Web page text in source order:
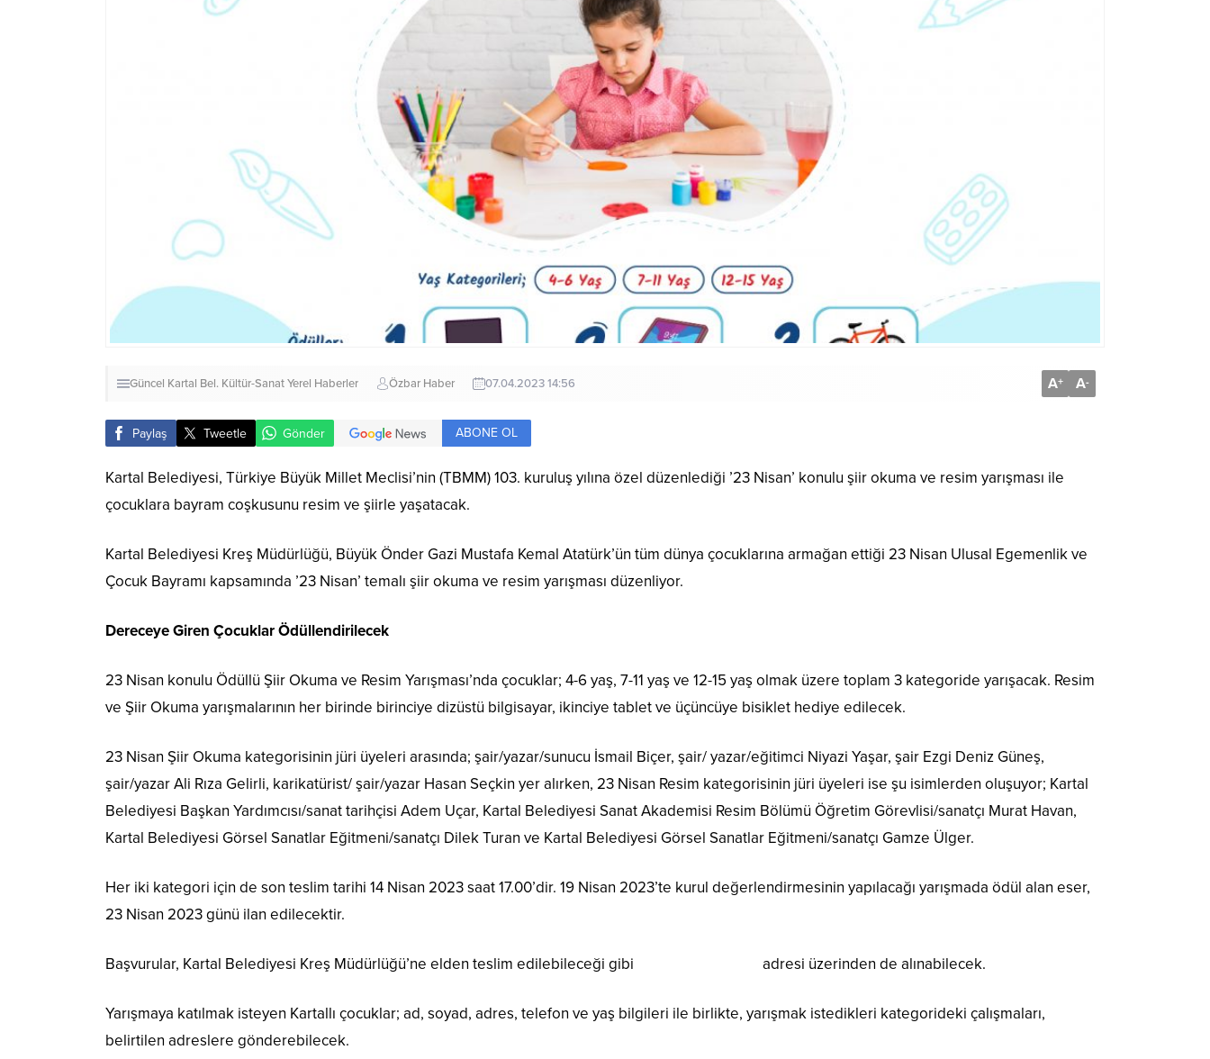
Güncel Kartal Bel. Kültür-SanatYerel Haberler Özbar Haber 07.04.2023 14:56 A+ A-
Paylaş Tweetle Gönder ABONE OL
Kartal Belediyesi, Türkiye Büyük Millet Meclisi’nin (TBMM) 103. kuruluş yılına özel düzenlediği ’23 Nisan’ konulu şiir okuma ve resim yarışması ile
çocuklara bayram coşkusunu resim ve şiirle yaşatacak.
Kartal Belediyesi Kreş Müdürlüğü, Büyük Önder Gazi Mustafa Kemal Atatürk’ün tüm dünya çocuklarına armağan ettiği 23 Nisan Ulusal Egemenlik ve
Çocuk Bayramı kapsamında ’23 Nisan’ temalı şiir okuma ve resim yarışması düzenliyor.
Dereceye Giren Çocuklar Ödüllendirilecek
23 Nisan konulu Ödüllü Şiir Okuma ve Resim Yarışması’nda çocuklar; 4-6 yaş, 7-11 yaş ve 12-15 yaş olmak üzere toplam 3 kategoride yarışacak. Resim
ve Şiir Okuma yarışmalarının her birinde birinciye dizüstü bilgisayar, ikinciye tablet ve üçüncüye bisiklet hediye edilecek.
23 Nisan Şiir Okuma kategorisinin jüri üyeleri arasında; şair/yazar/sunucu İsmail Biçer, şair/ yazar/eğitimci Niyazi Yaşar, şair Ezgi Deniz Güneş,
şair/yazar Ali Rıza Gelirli, karikatürist/ şair/yazar Hasan Seçkin yer alırken, 23 Nisan Resim kategorisinin jüri üyeleri ise şu isimlerden oluşuyor; Kartal
Belediyesi Başkan Yardımcısı/sanat tarihçisi Adem Uçar, Kartal Belediyesi Sanat Akademisi Resim Bölümü Öğretim Görevlisi/sanatçı Murat Havan,
Kartal Belediyesi Görsel Sanatlar Eğitmeni/sanatçı Dilek Turan ve Kartal Belediyesi Görsel Sanatlar Eğitmeni/sanatçı Gamze Ülger.
Her iki kategori için de son teslim tarihi 14 Nisan 2023 saat 17.00’dir. 19 Nisan 2023’te kurul değerlendirmesinin yapılacağı yarışmada ödül alan eser,
23 Nisan 2023 günü ilan edilecektir.
Başvurular, Kartal Belediyesi Kreş Müdürlüğü’ne elden teslim edilebileceği gibi adresi üzerinden de alınabilecek.
Yarışmaya katılmak isteyen Kartallı çocuklar; ad, soyad, adres, telefon ve yaş bilgileri ile birlikte, yarışmak istedikleri kategorideki çalışmaları,
belirtilen adreslere gönderebilecek.